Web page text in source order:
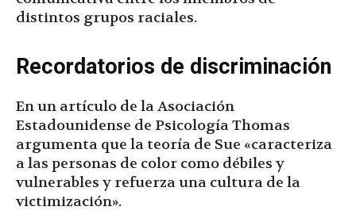
distintos grupos raciales.
Recordatorios de discriminación
En un artículo de la Asociación
Estadounidense de Psicología Thomas
argumenta que la teoría de Sue «caracteriza
a las personas de color como débiles y
vulnerables y refuerza una cultura de la
victimización».